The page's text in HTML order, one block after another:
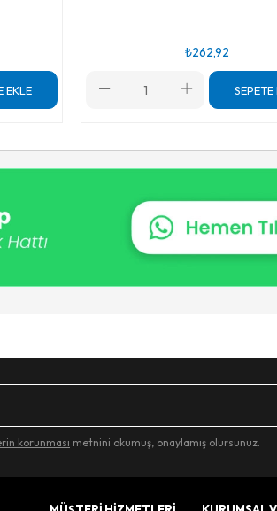
EKLE
₺262,92
SEPETE
korunması metnini okumuş, onaylamış olursunuz.